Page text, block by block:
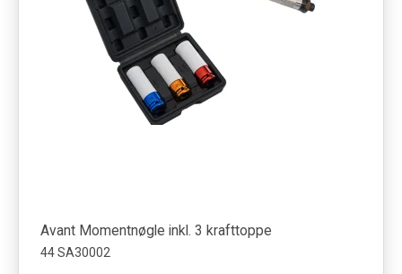
Avant Momentnøgle inkl. 3 krafttoppe
44 SA30002